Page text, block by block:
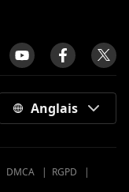
Anglais
DMCA | RGPD |